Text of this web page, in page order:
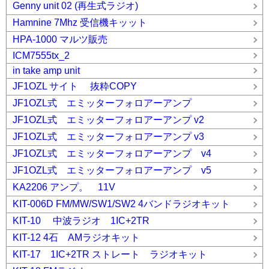
Genny unit 02 (再生式ラジオ)
Hamnine 7Mhz 受信機キッット
HPA-1000 マルツ販売
ICM7555tx_2
in take amp unit
JF1OZL サイト 抜粋COPY
JF1OZL式 エミッターフォロアーアンプ
JF1OZL式 エミッターフォロアーアンプ v2
JF1OZL式 エミッターフォロアーアンプ v3
JF1OZL式 エミッターフォロアーアンプ v4
JF1OZL式 エミッターフォロアーアンプ v5
KA2206 アンプ。 11V
KIT-006D FM/MW/SW1/SW2 4バンドラジオキット
KIT-10 中波ラジオ 1IC+2TR
KIT-12 4石 AMラジオキット
KIT-17 1IC+2TR ストレート ラジオキット